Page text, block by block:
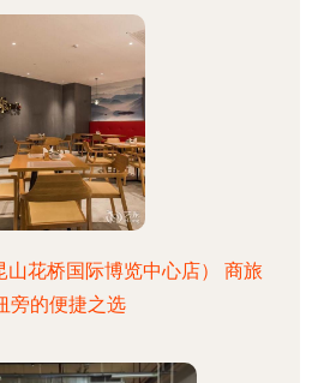
山花桥国际博览中心店） 商旅
旁的便捷之选